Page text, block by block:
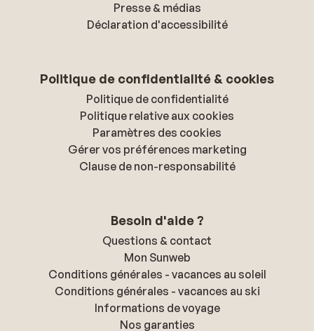
Presse & médias
Déclaration d'accessibilité
Politique de confidentialité & cookies
Politique de confidentialité
Politique relative aux cookies
Paramètres des cookies
Gérer vos préférences marketing
Clause de non-responsabilité
Besoin d'aide ?
Questions & contact
Mon Sunweb
Conditions générales - vacances au soleil
Conditions générales - vacances au ski
Informations de voyage
Nos garanties